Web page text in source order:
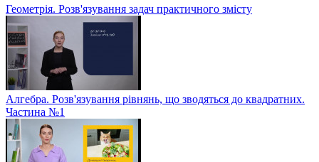
Геометрія. Розв'язування задач практичного змісту
Алгебра. Розв'язування рівнянь, що зводяться до квадратних.
Частина №1